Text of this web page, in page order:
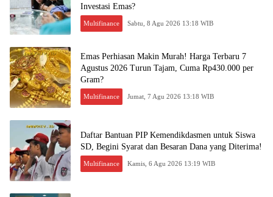
Investasi Emas?
Multifinance Sabtu, 8 Agu 2026 13:18 WIB
Emas Perhiasan Makin Murah! Harga Terbaru 7
Agustus 2026 Turun Tajam, Cuma Rp430.000 per
Gram?
Multifinance Jumat, 7 Agu 2026 13:18 WIB
Daftar Bantuan PIP Kemendikdasmen untuk Siswa
SD, Begini Syarat dan Besaran Dana yang Diterima!
Multifinance Kamis, 6 Agu 2026 13:19 WIB